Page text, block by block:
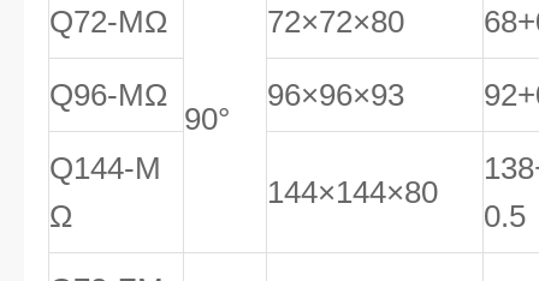
Q72-MΩ
90°
72×72×80 68+
Q96-MΩ 96×96×93 92+
Q144-M
Ω
144×144×80
138
0.5